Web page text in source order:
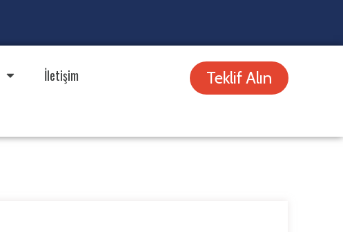
İletişim
Teklif Alın